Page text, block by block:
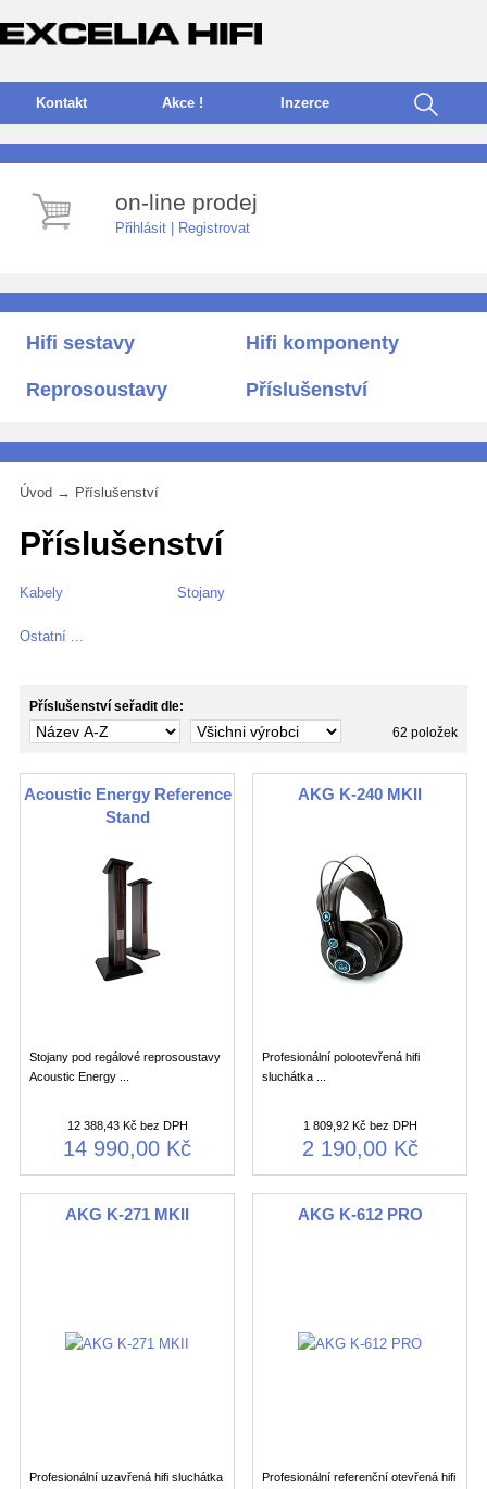
Kontakt Akce ! nzerce
on-line prodej
Přihlásit Registrovat
Hifi sestavy Hifi komponenty
Reprosoustavy Příslušenství
Úvod → Příslušenství
Příslušenství
Kabely Stojany
Ostatní ...
Příslušenství seřadit dle:
62 položek
Acoustic Energy Reference
Stand
Stojany pod regálové reprosoustavy
Acoustic Energy ...
12 388,43 Kč bez DPH
14 990,00 Kč
AKG K-240 MKII
Profesionální polootevřená hifi
sluchátka ...
1 809,92 Kč bez DPH
2 190,00 Kč
AKG K-271 MKII
Profesionální uzavřená hifi sluchátka
AKG K-612 PRO
Profesionální referenční otevřená hifi